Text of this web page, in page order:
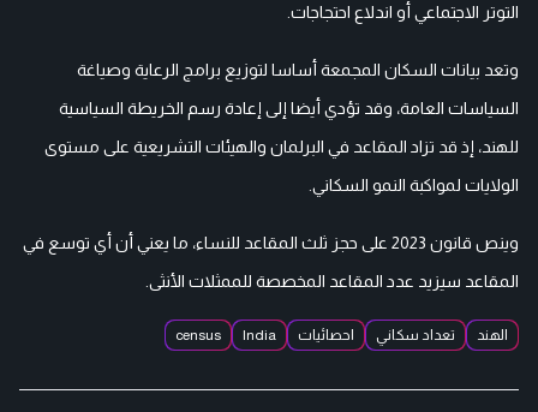
التوتر الاجتماعي أو اندلاع احتجاجات.
وتعد بيانات السكان المجمعة أساسا لتوزيع برامج الرعاية وصياغة
السياسات العامة، وقد تؤدي أيضا إلى إعادة رسم الخريطة السياسية
للهند، إذ قد تزاد المقاعد في البرلمان والهيئات التشريعية على مستوى
الولايات لمواكبة النمو السكاني.
وينص قانون 2023 على حجز ثلث المقاعد للنساء، ما يعني أن أي توسع في
المقاعد سيزيد عدد المقاعد المخصصة للممثلات الأنثى.
الهند تعداد سكاني احصائيات India
census